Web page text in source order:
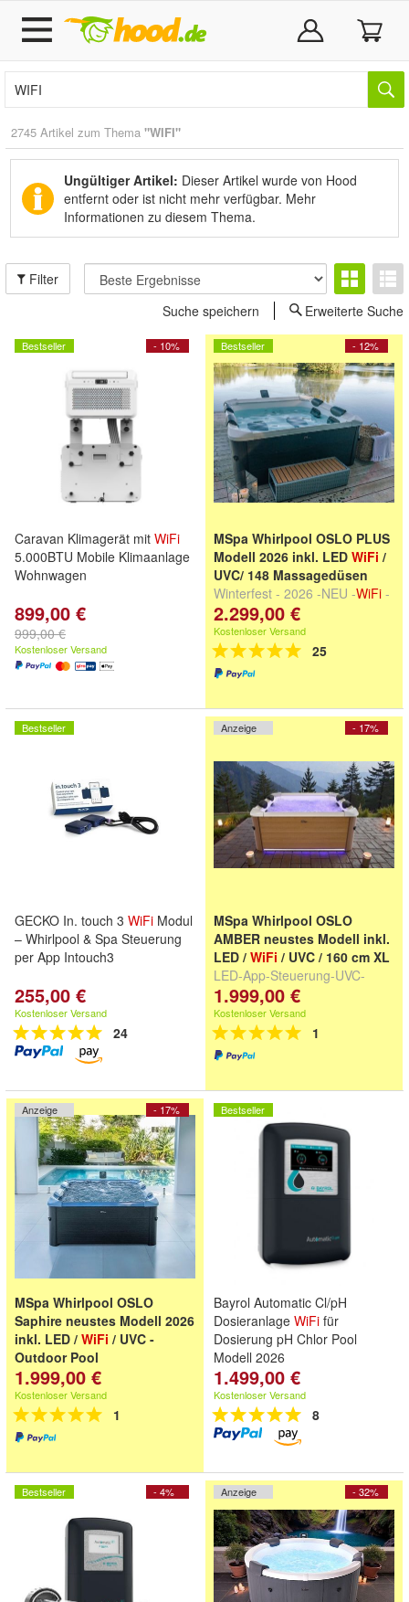
2745 Artikel zum Thema "WIFI"
Ungültiger Artikel: Dieser Artikel wurde von Hood
entfernt oder ist nicht mehr verfügbar. Mehr
Informationen zu diesem Thema.
Filter
Suche speichern
Erweiterte Suche
- 10%
Bestseller
Caravan Klimagerät mit WiFi
5.000BTU Mobile Klimaanlage
Wohnwagen
899,00 €
999,00 €
Kostenloser Versand
- 12%
Bestseller
MSpa Whirlpool OSLO PLUS
Modell 2026 inkl. LED WiFi /
UVC/ 148 Massagedüsen
Winterfest - 2026 -NEU -WiFi -
UVC
2.299,00 €
Kostenloser Versand
25
Bestseller
GECKO In. touch 3 WiFi Modul
– Whirlpool & Spa Steuerung
per App Intouch3
255,00 €
Kostenloser Versand
24
- 17%
Anzeige
MSpa Whirlpool OSLO
AMBER neustes Modell inkl.
LED / WiFi / UVC / 160 cm XL
LED-App-Steuerung-UVC-
winterfest -XXL - kein
Starkstrom
1.999,00 €
Kostenloser Versand
1
- 17%
Anzeige
MSpa Whirlpool OSLO
Saphire neustes Modell 2026
inkl. LED / WiFi / UVC -
Outdoor Pool
LED-App-Steuerung-UVC-
winterfest -XXL - kein
Starkstrom
1.999,00 €
Kostenloser Versand
1
Bestseller
Bayrol Automatic Cl/pH
Dosieranlage WiFi für
Dosierung pH Chlor Pool
Modell 2026
1.499,00 €
Kostenloser Versand
8
- 4%
Bestseller - 32%
Anzeige